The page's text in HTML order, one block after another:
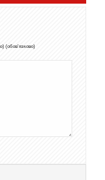
(обов'язково)